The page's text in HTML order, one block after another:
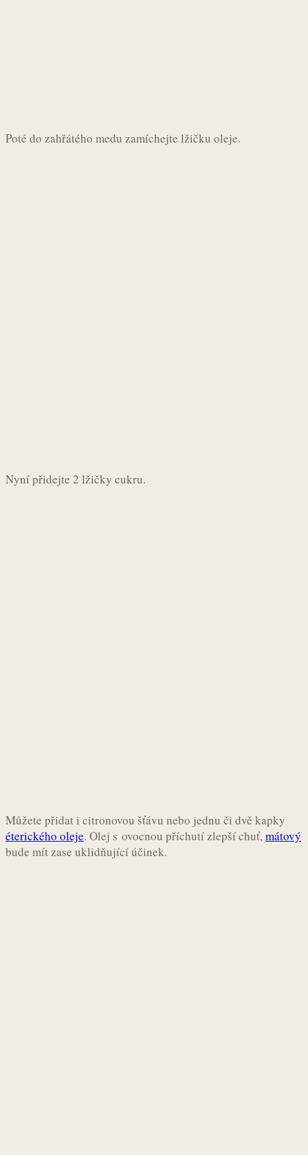
Poté do zahřátého medu zamíchejte lžičku oleje.
Nyní přidejte 2 lžičky cukru.
Můžete přidat i citronovou šťávu nebo jednu či dvě kapky
éterického oleje. Olej s ovocnou příchutí zlepší chuť,mátový
bude mít zase uklidňující účinek.